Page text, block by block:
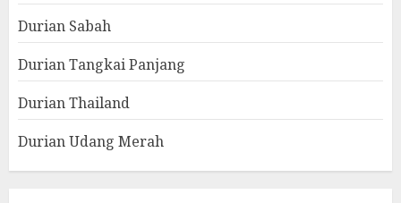
Durian Sabah
Durian Tangkai Panjang
Durian Thailand
Durian Udang Merah